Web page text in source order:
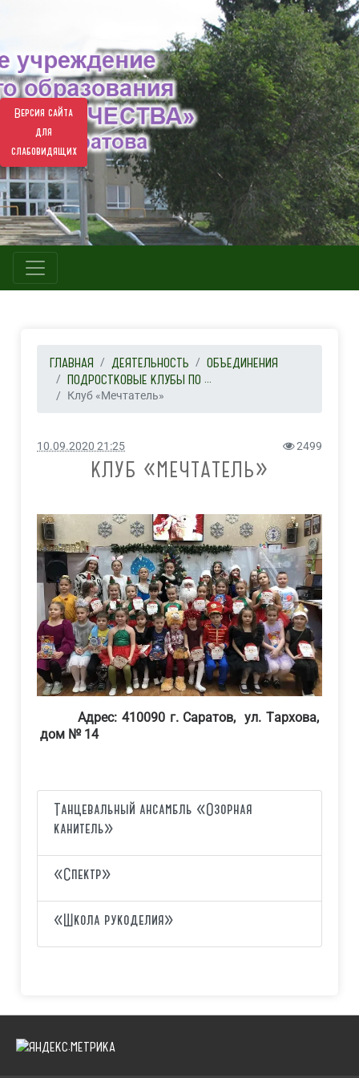
Версия сайта
для
слабовидящих
ГЛАВНАЯ ДЕЯТЕЛЬНОСТЬ
ОБЪЕДИНЕНИЯ
ПОДРОСТКОВЫЕ КЛУБЫ ПО ...
Клуб «Мечтатель»
10.09.2020 21:25 2499
КЛУБ «МЕЧТАТЕЛЬ»
Адрес: 410090 г. Саратов, ул. Тархова,
дом № 14
Танцевальный ансамбль «Озорная
канитель»
«Спектр»
«Школа рукоделия»